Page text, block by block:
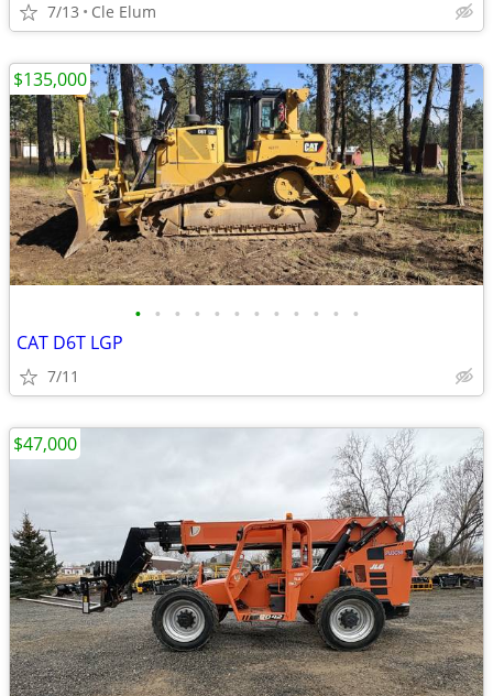
7/13 Cle Elum
• • • • • • • • • • • •
CAT D6T LGP
7/11
$135,000
$47,000